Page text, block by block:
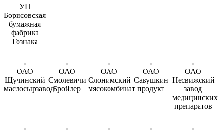
УП
Борисовская
бумажная
фабрика
Гознака
ОАО
Щучинский
маслосырзавод
ОАО
Смолевичи
Бройлер
ОАО
Слонимский
мясокомбинат
ОАО
Савушкин
продукт
ОАО
Несвижский
завод
медицинских
препаратов